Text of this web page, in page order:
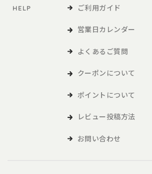
「利用者」とは、本サービスの閲覧または本サ
の購入など、本サービスの利用を行う方をいい
および各種サービスをいい、販促品を含みます
1．利用者は、本規約に同意の上、本規約およ
ご利用ガイドなどに従い、本サービスを利
HELP ご利用ガイド
営業日カレンダー
よくあるご質問
クーポンについて
ポイントについて
レビュー投稿方法
お問い合わせ